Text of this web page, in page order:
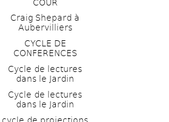
COUR
Craig Shepard à
Aubervilliers
CYCLE DE
CONFERENCES
Cycle de lectures
dans le Jardin
Cycle de lectures
dans le Jardin
cycle de projections